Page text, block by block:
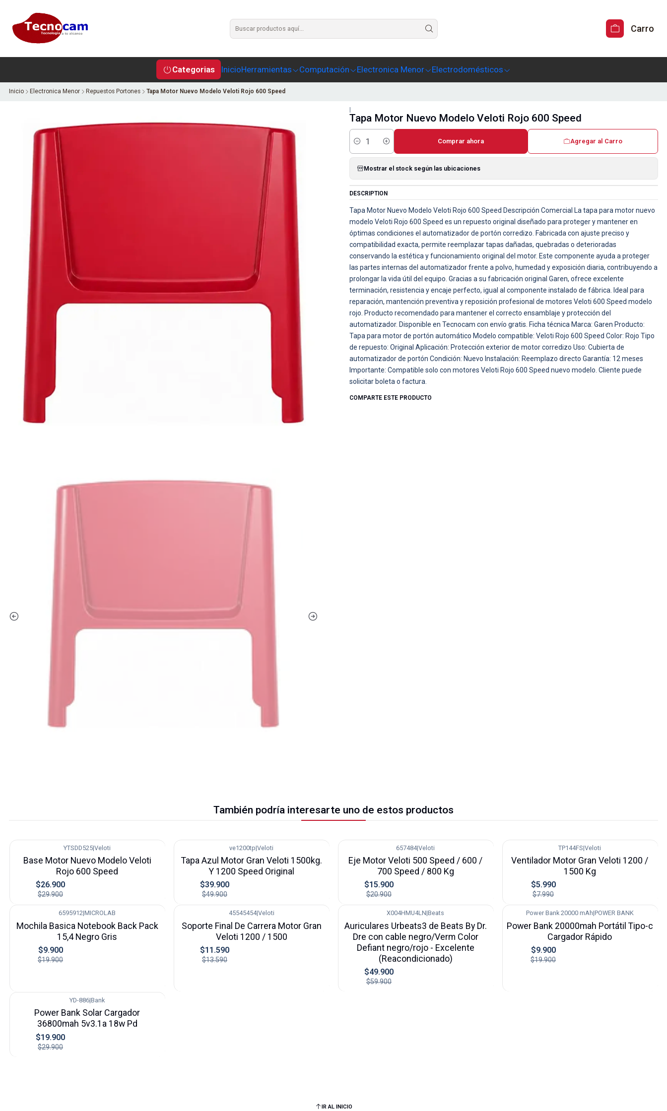
Carro
Categorias InicioHerramientas Computación Electronica Menor Electrodomésticos
Inicio Electronica Menor Repuestos Portones Tapa Motor Nuevo Modelo Veloti Rojo 600 Speed
Tapa Motor Nuevo Modelo Veloti Rojo 600 Speed
Cantidad
Agregar al Carro
Comprar ahora
Mostrar el stock según las ubicaciones
DESCRIPTION
Tapa Motor Nuevo Modelo Veloti Rojo 600 Speed Descripción Comercial La tapa para motor nuevo
modelo Veloti Rojo 600 Speed es un repuesto original diseñado para proteger y mantener en
óptimas condiciones el automatizador de portón corredizo. Fabricada con ajuste preciso y
compatibilidad exacta, permite reemplazar tapas dañadas, quebradas o deterioradas
conservando la estética y funcionamiento original del motor. Este componente ayuda a proteger
las partes internas del automatizador frente a polvo, humedad y exposición diaria, contribuyendo a
prolongar la vida útil del equipo. Gracias a su fabricación original Garen, ofrece excelente
terminación, resistencia y encaje perfecto, igual al componente instalado de fábrica. Ideal para
reparación, mantención preventiva y reposición profesional de motores Veloti 600 Speed modelo
rojo. Producto recomendado para mantener el correcto ensamblaje y protección del
automatizador. Disponible en Tecnocam con envío gratis. Ficha técnica Marca: Garen Producto:
Tapa para motor de portón automático Modelo compatible: Veloti Rojo 600 Speed Color: Rojo Tipo
de repuesto: Original Aplicación: Protección exterior de motor corredizo Uso: Cubierta de
automatizador de portón Condición: Nuevo Instalación: Reemplazo directo Garantía: 12 meses
Importante: Compatible solo con motores Veloti Rojo 600 Speed nuevo modelo. Cliente puede
solicitar boleta o factura.
COMPARTE ESTE PRODUCTO
También podría interesarte uno de estos productos
YTSDD525|Veloti
Base Motor Nuevo Modelo Veloti
Rojo 600 Speed
$26.900
$29.900
ve1200tp|Veloti
Tapa Azul Motor Gran Veloti 1500kg.
Y 1200 Speed Original
$39.900
$49.900
657484|Veloti
Eje Motor Veloti 500 Speed / 600 /
700 Speed / 800 Kg
$15.900
$20.900
TP144FS|Veloti
Ventilador Motor Gran Veloti 1200 /
1500 Kg
$5.990
$7.990
6595912|MICROLAB
Mochila Basica Notebook Back Pack
15,4 Negro Gris
$9.900
$19.900
45545454|Veloti
Soporte Final De Carrera Motor Gran
Veloti 1200 / 1500
$11.590
$13.590
X004HMU4LN|Beats
Auriculares Urbeats3 de Beats By Dr.
Dre con cable negro/Verm Color
Defiant negro/rojo - Excelente
(Reacondicionado)
$49.900
$59.900
Power Bank 20000 mAh|POWER BANK
Power Bank 20000mah Portátil Tipo-c
Cargador Rápido
$9.900
$19.900
YD-886|Bank
Power Bank Solar Cargador
36800mah 5v3.1a 18w Pd
$19.900
$29.900
IR AL INICIO